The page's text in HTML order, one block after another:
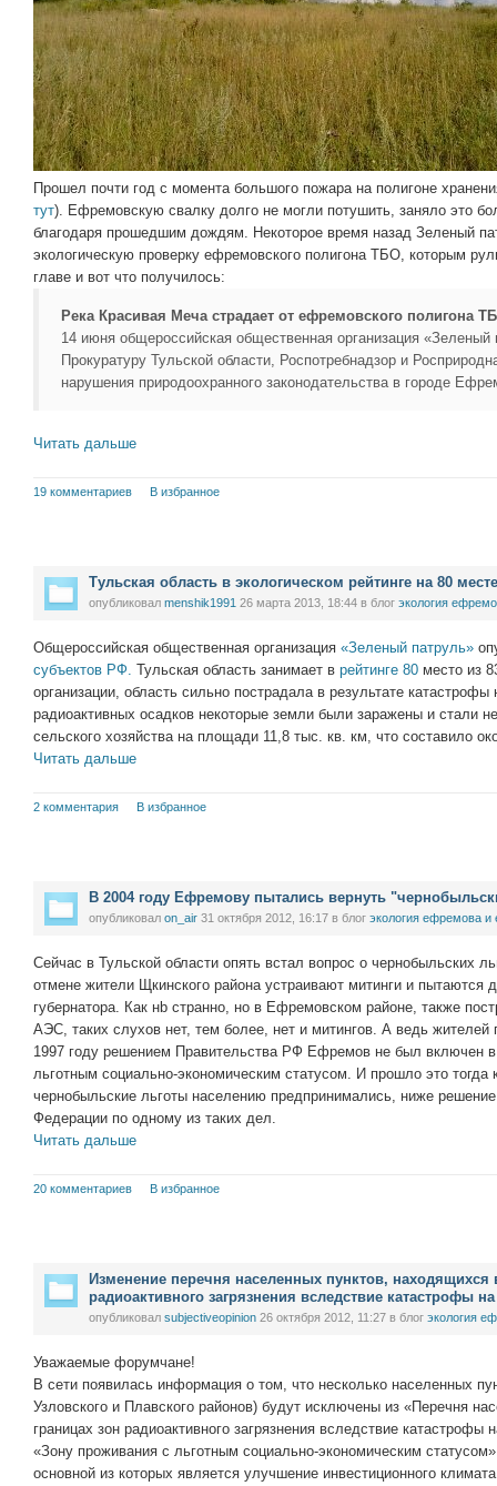
Прошел почти год с момента большого пожара на полигоне
тут). Ефремовскую свалку долго не могли потушить, заняло это
благодаря прошедшим дождям. Некоторое время назад Зеленый
экологическую проверку ефремовского полигона ТБО, которым
главе и вот что получилось:
Река Красивая Меча страдает от ефремовского полигона
14 июня общероссийская общественная организация
Прокуратуру Тульской области, Роспотребнадзор и
нарушения природоохранного законодательства в городе
Читать дальше
19 комментариев В избранное
Тульская область в экологическом рейтинге на 80
опубликовал menshik1991 26 марта 2013, 18:44 в блог экология
Общероссийская общественная организация «Зеленый патруль»
субъектов РФ. Тульская область занимает в рейтинге 80 место из
организации, область сильно пострадала в результате
радиоактивных осадков некоторые земли были заражены и стали
сельского хозяйства на площади 11,8 тыс. кв. км, что составило
Читать дальше
2 комментария В избранное
В 2004 году Ефремову пытались вернуть
опубликовал on_air 31 октября 2012, 16:17 в блог экология ефремова и
Сейчас в Тульской области опять встал вопрос о чернобыльских
отмене жители Щкинского района устраивают митинги и пытаются
губернатора. Как нb странно, но в Ефремовском районе, также
АЭС, таких слухов нет, тем более, нет и митингов. А ведь
1997 году решением Правительства РФ Ефремов не был включен в
льготным социально-экономическим статусом. И прошло это тогда
чернобыльские льготы населению предпринимались, ниже
Федерации по одному из таких дел.
Читать дальше
20 комментариев В избранное
Изменение перечня населенных пунктов, находящихся
радиоактивного загрязнения вследствие катастрофы
опубликовал subjectiveopinion 26 октября 2012, 11:27 в блог экология
Уважаемые форумчане!
В сети появилась информация о том, что несколько населенных
Узловского и Плавского районов) будут исключены из «Перечня
границах зон радиоактивного загрязнения вследствие
«Зону проживания с льготным социально-экономическим
основной из которых является улучшение инвестиционного